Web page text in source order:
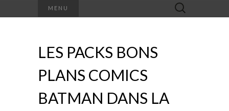
MENU Rechercher :
LES PACKS BONS
PLANS COMICS
BATMAN DANS LA